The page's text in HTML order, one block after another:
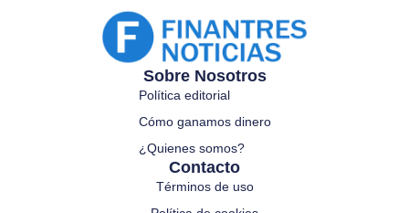
Sobre Nosotros
Política editorial
Cómo ganamos dinero
¿Quienes somos?
Contacto
Términos de uso